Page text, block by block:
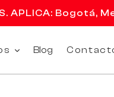
Bogotá,
Blog